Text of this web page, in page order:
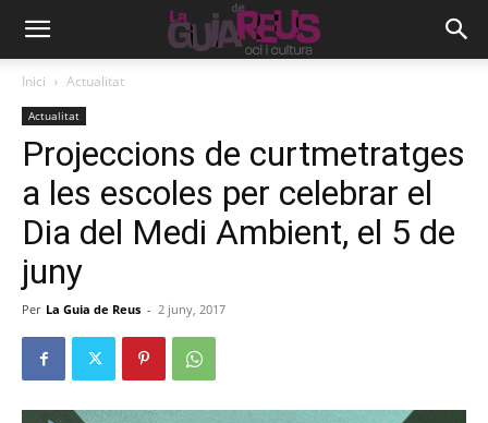
Inici Actualitat
Actualitat
Projeccions de curtmetratges
a les escoles per celebrar el
Dia del Medi Ambient, el 5 de
juny
Per La Guia de Reus - 2 juny, 2017